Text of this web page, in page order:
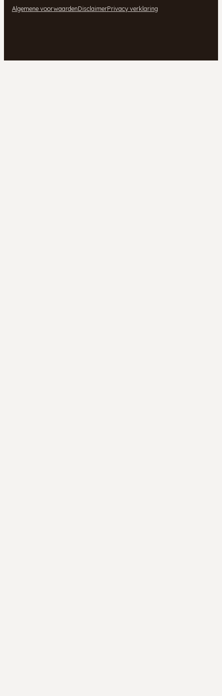
Algemene voorwaardenDisclaimerPrivacy verklaring